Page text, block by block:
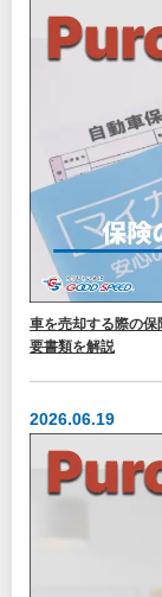
車を売却する際の
要書類を解説
2026.06.19